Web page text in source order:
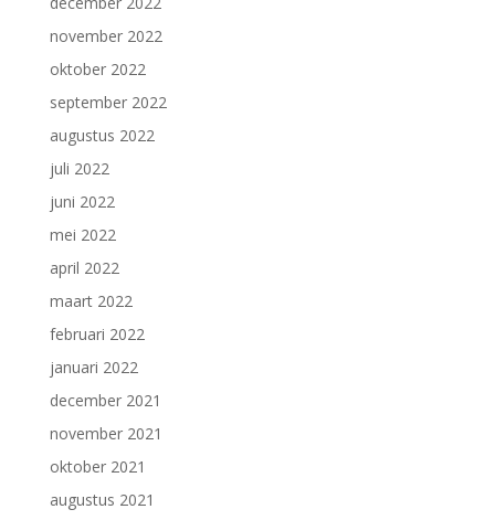
november 2022
oktober 2022
september 2022
augustus 2022
juli 2022
juni 2022
mei 2022
april 2022
maart 2022
februari 2022
januari 2022
december 2021
november 2021
oktober 2021
augustus 2021